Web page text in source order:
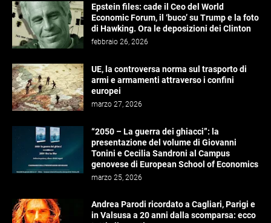
Epstein files: cade il Ceo del World
Economic Forum, il ‘buco’ su Trump e la foto
di Hawking. Ora le deposizioni dei Clinton
febbraio 26, 2026
UE, la controversa norma sul trasporto di
armi e armamenti attraverso i confini
europei
marzo 27, 2026
“2050 – La guerra dei ghiacci”: la
presentazione del volume di Giovanni
Tonini e Cecilia Sandroni al Campus
genovese di European School of Economics
marzo 25, 2026
Andrea Parodi ricordato a Cagliari, Parigi e
in Valsusa a 20 anni dalla scomparsa: ecco